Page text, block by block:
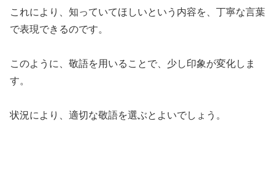
これにより、知っていてほしいという内容を、丁寧な言葉
で表現できるのです。
このように、敬語を用いることで、少し印象が変化しま
す。
状況により、適切な敬語を選ぶとよいでしょう。